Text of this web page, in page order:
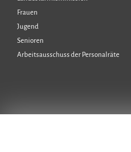
Frauen
Jugend
Senioren
Arbeitsausschuss der Personalräte